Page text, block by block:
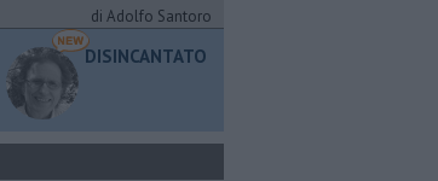
di Adolfo Santoro
DISINCANTATO